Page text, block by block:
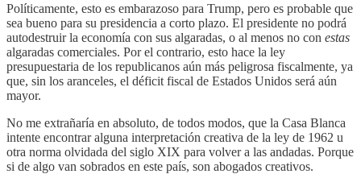
Políticamente, esto es embarazoso para Trump, pero es probable que
sea bueno para su presidencia a corto plazo. El presidente no podrá
autodestruir la economía con sus algaradas, o al menos no con estas
algaradas comerciales. Por el contrario, esto hace la ley
presupuestaria de los republicanos aún más peligrosa fiscalmente, ya
que, sin los aranceles, el déficit fiscal de Estados Unidos será aún
mayor.
No me extrañaría en absoluto, de todos modos, que la Casa Blanca
intente encontrar alguna interpretación creativa de la ley de 1962 u
otra norma olvidada del siglo XIX para volver a las andadas. Porque
si de algo van sobrados en este país, son abogados creativos.